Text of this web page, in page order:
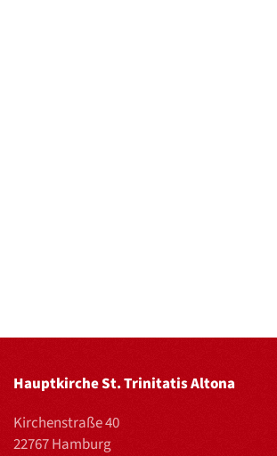
Hauptkirche St. Trinitatis Altona
Kirchenstraße 40
22767 Hamburg